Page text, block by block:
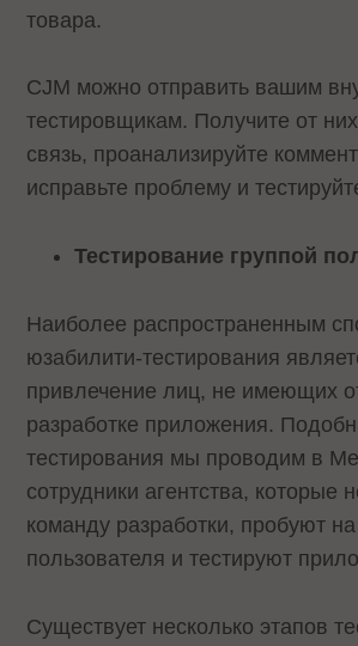
товара.
CJM можно отправить вашим
тестировщикам. Получите от
связь, проанализируйте
исправьте проблему и
Тестирование группой
Наиболее распространенным
юзабилити-тестирования
привлечение лиц, не имеющих
разработке приложения.
тестирования мы проводим в
сотрудники агентства, которые
команду разработки, пробуют
пользователя и тестируют
Существует несколько этапов